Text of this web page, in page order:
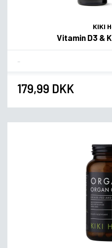
KIKI
Vitamin D3 &
179,99 DKK